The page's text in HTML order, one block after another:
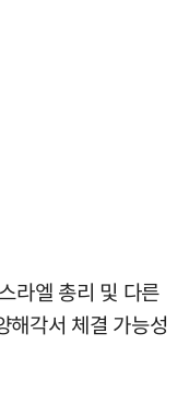
라엘 총리 및 다른
해각서 체결 가능성